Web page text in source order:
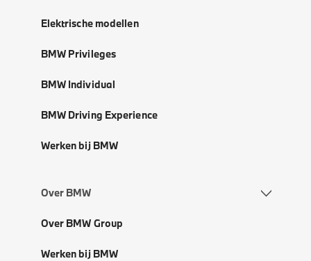
Elektrische modellen
BMW Privileges
BMW Individual
BMW Driving Experience
Werken bij BMW
Over BMW
Over BMW Group
Werken bij BMW